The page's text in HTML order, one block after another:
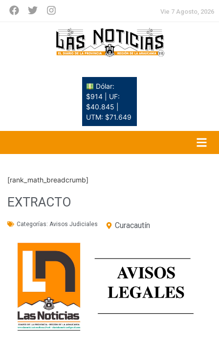
Vie 7 Agosto, 2026
Dólar:
$914 | UF:
$40.845 |
UTM: $71.649
[rank_math_breadcrumb]
EXTRACTO
Categorías: Avisos Judiciales Curacautín